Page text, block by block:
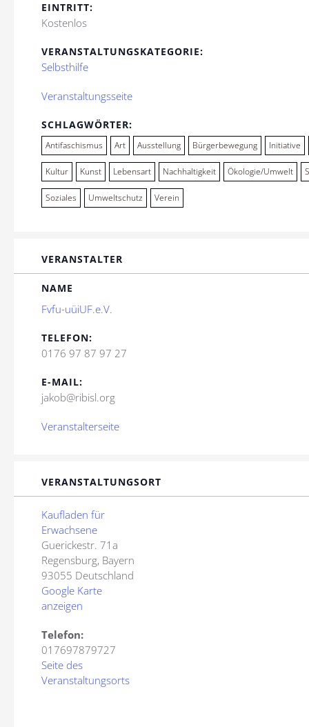
EINTRITT:
Kostenlos
VERANSTALTUNGSKATEGORIE:
Selbsthilfe
Veranstaltungsseite
SCHLAGWÖRTER:
Antifaschismus Art Ausstellung Bürgerbewegung Initiative
Kultur Kunst Lebensart Nachhaltigkeit Ökologie/Umwelt
Soziales Umweltschutz Verein
VERANSTALTER
NAME
Fvfu-uüiUF.e.V.
TELEFON:
0176 97 87 97 27
E-MAIL:
jakob@ribisl.org
Veranstalterseite
VERANSTALTUNGSORT
Kaufladen für
Erwachsene
Guerickestr. 71a
Regensburg, Bayern
93055 Deutschland
Google Karte
anzeigen
Telefon:
017697879727
Seite des
Veranstaltungsorts